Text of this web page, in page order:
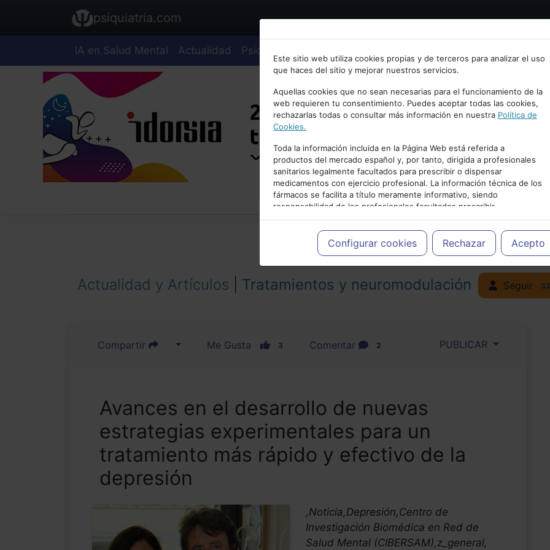
Bienvenid@ a psiquiatria.com
Escribe tu Email
Accede o regístrate con tu email.
Cancelar
psiquiatria.com
IA en Salud Mental Actualidad Psiquiatría
Este sitio web utiliza cookies propias y de terceros para analizar el uso
que haces del sitio y mejorar nuestros servicios.
Aquellas cookies que no sean necesarias para el funcionamiento de la
web requieren tu consentimiento. Puedes aceptar todas las cookies,
rechazarlas todas o consultar más información en nuestra Política de
Cookies.
Toda la información incluida en la Página Web está referida a
productos del mercado español y, por tanto, dirigida a profesionales
sanitarios legalmente facultados para prescribir o dispensar
medicamentos con ejercicio profesional. La información técnica de los
fármacos se facilita a título meramente informativo, siendo
responsabilidad de los profesionales facultados prescribir
medicamentos y decidir, en cada caso concreto, el tratamiento más
adecuado a las necesidades del paciente.
Configurar cookies Rechazar Acepto
PUBLICIDAD
Actualidad y Artículos Tratamientos y neuromodulación Seguir 32
Compartir Me Gusta 3 Comentar 2 PUBLICAR
Avances en el desarrollo de nuevas
estrategias experimentales para un
tratamiento más rápido y efectivo de la
depresión
,Noticia,Depresión,Centro de
Investigación Biomédica en Red de
Salud Mental (CIBERSAM),z_general,